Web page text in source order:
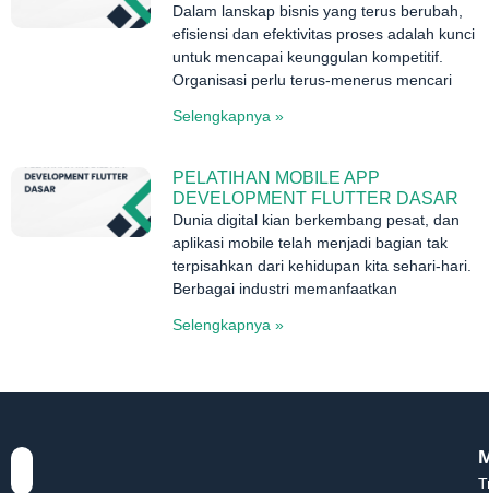
Dalam lanskap bisnis yang terus berubah,
efisiensi dan efektivitas proses adalah kunci
untuk mencapai keunggulan kompetitif.
Organisasi perlu terus-menerus mencari
Selengkapnya »
PELATIHAN MOBILE APP
DEVELOPMENT FLUTTER DASAR
Dunia digital kian berkembang pesat, dan
aplikasi mobile telah menjadi bagian tak
terpisahkan dari kehidupan kita sehari-hari.
Berbagai industri memanfaatkan
Selengkapnya »